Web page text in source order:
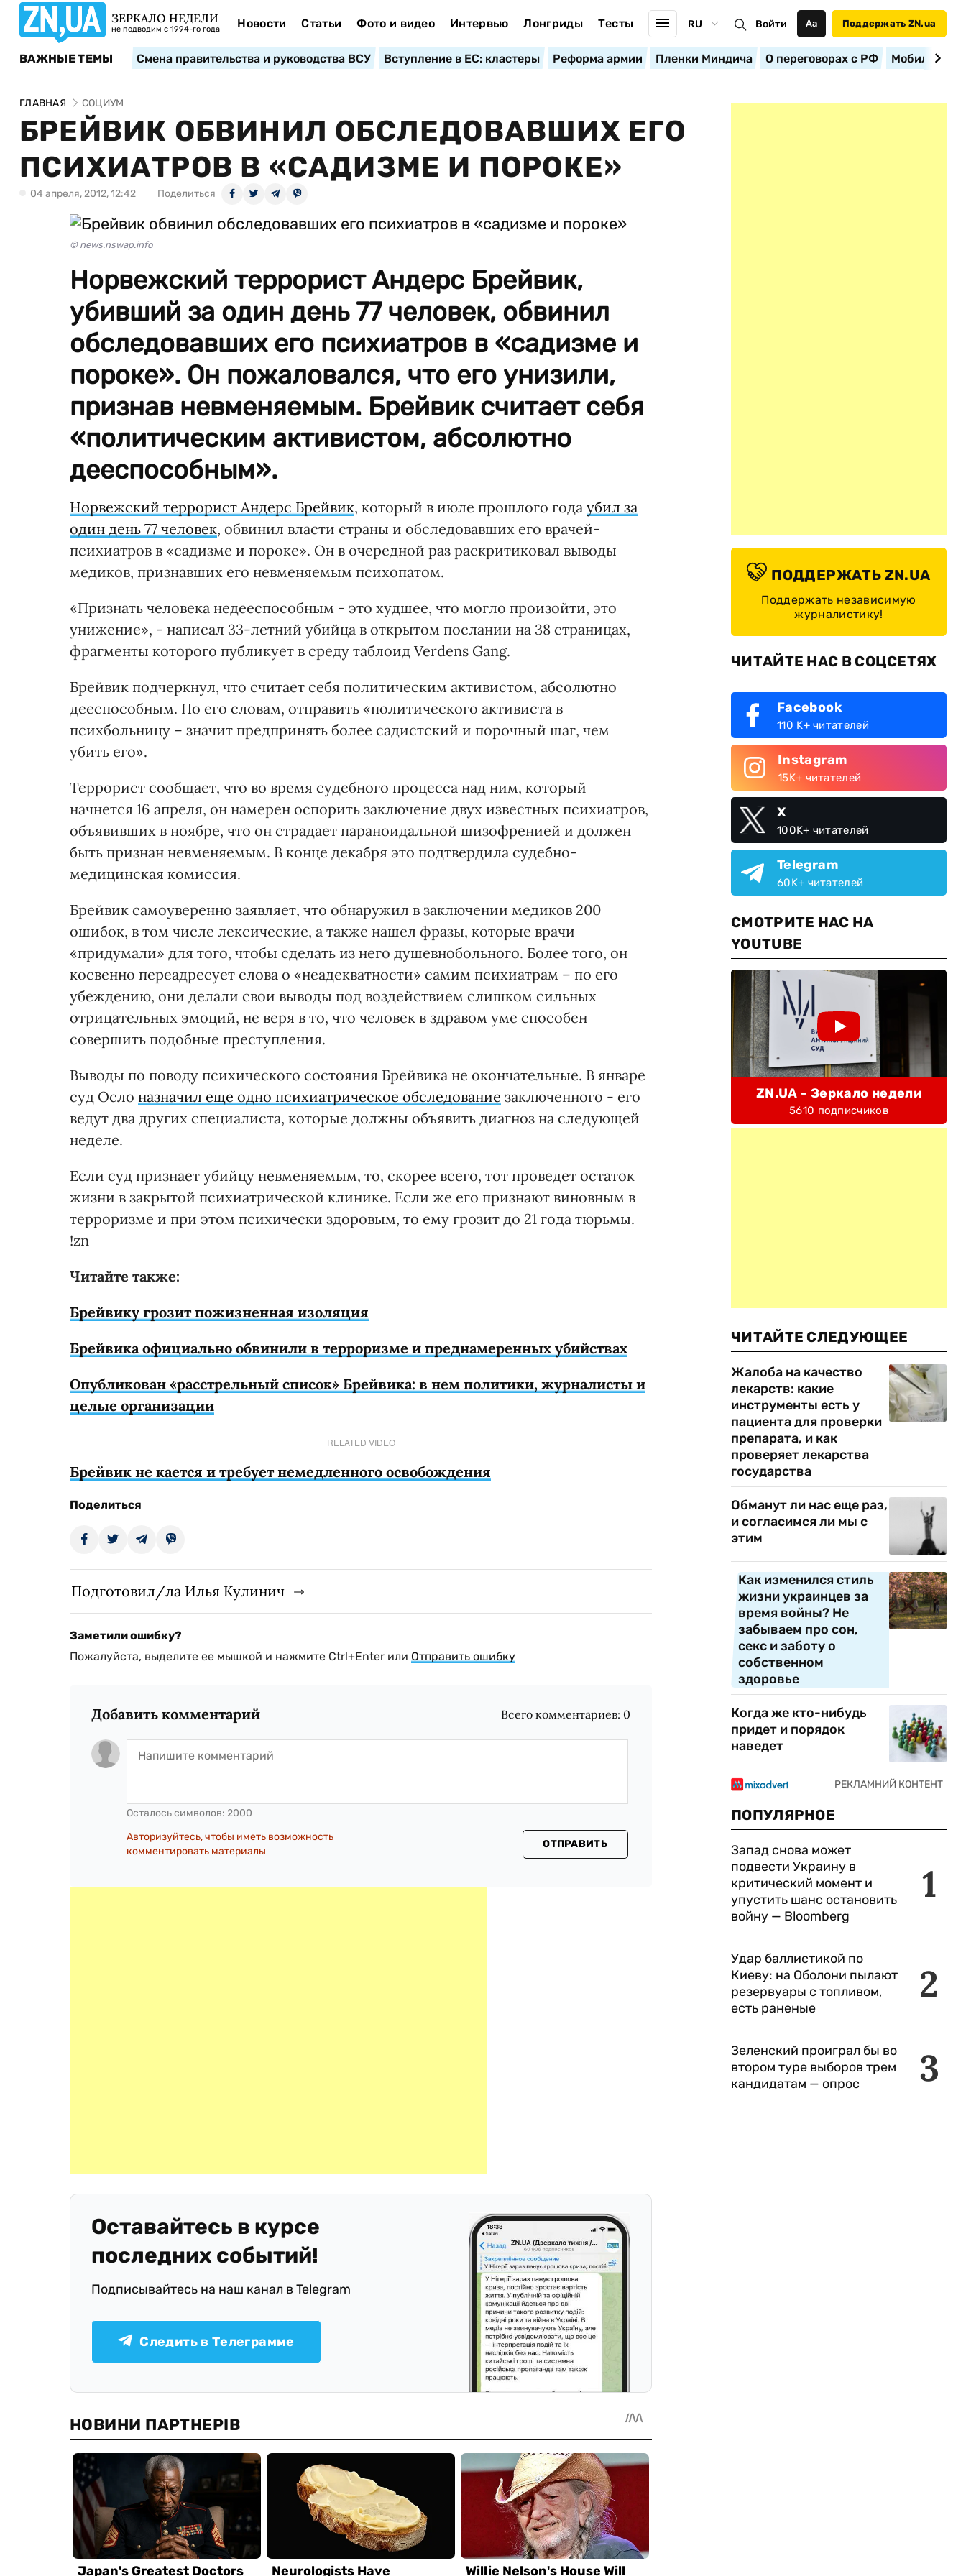
ЗЕРКАЛО НЕДЕЛИ
не подводим с 1994-го года Новости Статьи Фото и видео Интервью Лонгриды Тесты RU Войти Аа Поддержать ZN.ua
ВАЖНЫЕ ТЕМЫ Смена правительства и руководства ВСУ Вступление в ЕС: кластеры Реформа армии Пленки Миндича О переговорах с РФ
ГЛАВНАЯ СОЦИУМ
БРЕЙВИК ОБВИНИЛ ОБСЛЕДОВАВШИХ ЕГО
ПСИХИАТРОВ В «САДИЗМЕ И ПОРОКЕ»
04 апреля, 2012, 12:42 Поделиться
© news.nswap.info
Норвежский террорист Андерс Брейвик,
убивший за один день 77 человек, обвинил
обследовавших его психиатров в «садизме и
пороке». Он пожаловался, что его унизили,
признав невменяемым. Брейвик считает себя
«политическим активистом, абсолютно
дееспособным».
Норвежский террорист Андерс Брейвик, который в июле прошлого года убил за
один день 77 человек, обвинил власти страны и обследовавших его врачей-
психиатров в «садизме и пороке». Он в очередной раз раскритиковал выводы
медиков, признавших его невменяемым психопатом.
«Признать человека недееспособным - это худшее, что могло произойти, это
унижение», - написал 33-летний убийца в открытом послании на 38 страницах,
фрагменты которого публикует в среду таблоид Verdens Gang.
Брейвик подчеркнул, что считает себя политическим активистом, абсолютно
дееспособным. По его словам, отправить «политического активиста в
психбольницу – значит предпринять более садистский и порочный шаг, чем
убить его».
Террорист сообщает, что во время судебного процесса над ним, который
начнется 16 апреля, он намерен оспорить заключение двух известных психиатров,
объявивших в ноябре, что он страдает параноидальной шизофренией и должен
быть признан невменяемым. В конце декабря это подтвердила судебно-
медицинская комиссия.
Брейвик самоуверенно заявляет, что обнаружил в заключении медиков 200
ошибок, в том числе лексические, а также нашел фразы, которые врачи
«придумали» для того, чтобы сделать из него душевнобольного. Более того, он
косвенно переадресует слова о «неадекватности» самим психиатрам – по его
убеждению, они делали свои выводы под воздействием слишком сильных
отрицательных эмоций, не веря в то, что человек в здравом уме способен
совершить подобные преступления.
Выводы по поводу психического состояния Брейвика не окончательные. В январе
суд Осло назначил еще одно психиатрическое обследование заключенного - его
ведут два других специалиста, которые должны объявить диагноз на следующей
неделе.
Если суд признает убийцу невменяемым, то, скорее всего, тот проведет остаток
жизни в закрытой психиатрической клинике. Если же его признают виновным в
терроризме и при этом психически здоровым, то ему грозит до 21 года тюрьмы.
!zn
Читайте также:
Брейвику грозит пожизненная изоляция
Брейвика официально обвинили в терроризме и преднамеренных убийствах
Опубликован «расстрельный список» Брейвика: в нем политики, журналисты и
целые организации
RELATED VIDEO
Брейвик не кается и требует немедленного освобождения
Поделиться
Подготовил/ла Илья Кулинич
Заметили ошибку?
Пожалуйста, выделите ее мышкой и нажмите Ctrl+Enter или Отправить ошибку
Добавить комментарий Всего комментариев: 0
Осталось символов: 2000
Авторизуйтесь, чтобы иметь возможность
комментировать материалы
ОТПРАВИТЬ
Оставайтесь в курсе
последних событий!
Подписывайтесь на наш канал в Telegram
Следить в Телеграмме
ПОДДЕРЖАТЬ ZN.UA
Поддержать независимую
журналистику!
ЧИТАЙТЕ НАС В СОЦСЕТЯХ
Facebook
110 K+ читателей
Instagram
15K+ читателей
X
100K+ читателей
Telegram
60K+ читателей
СМОТРИТЕ НАС НА
YOUTUBE
ZN.UA - Зеркало недели
5610 подписчиков
ЧИТАЙТЕ СЛЕДУЮЩЕЕ
Жалоба на качество
лекарств: какие
инструменты есть у
пациента для проверки
препарата, и как
проверяет лекарства
государства
Обманут ли нас еще раз,
и согласимся ли мы с
этим
Как изменился стиль
жизни украинцев за
время войны? Не
забываем про сон,
секс и заботу о
собственном
здоровье
Когда же кто-нибудь
придет и порядок
наведет
ПОПУЛЯРНОЕ
1
Запад снова может
подвести Украину в
критический момент и
упустить шанс остановить
войну — Bloomberg
2
Удар баллистикой по
Киеву: на Оболони пылают
резервуары с топливом,
есть раненые
3
Зеленский проиграл бы во
втором туре выборов трем
кандидатам — опрос